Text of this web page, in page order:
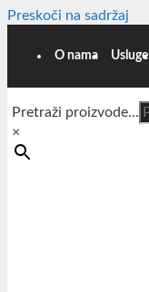
Preskoči na sadržaj
O nama Usluge
Pretraži proizvode...
×